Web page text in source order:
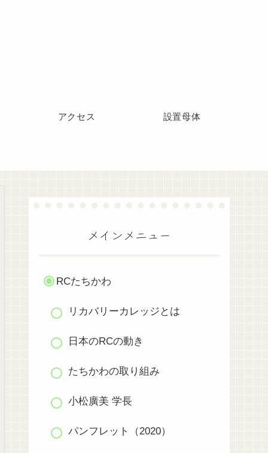
アクセス 設置母体
メインメニュー
RCたちかわ
リカバリーカレッジとは
日本のRCの動き
たちかわの取り組み
小松廣美 学長
パンフレット（2020）